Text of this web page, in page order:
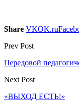
Share VKOK.ru
Prev Post
Передовой
Next Post
«ВЫХОД ЕСТЬ!»